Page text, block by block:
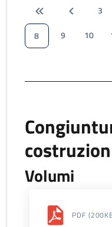
3
8
9 10
Volumi
PDF